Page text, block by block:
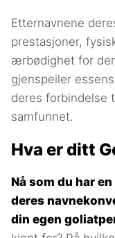
Etternavnene
prestasjoner,
ærbødighet for
gjenspeiler
deres forbindelse
samfunnet.
Hva er ditt
Nå som du har
deres
din egen